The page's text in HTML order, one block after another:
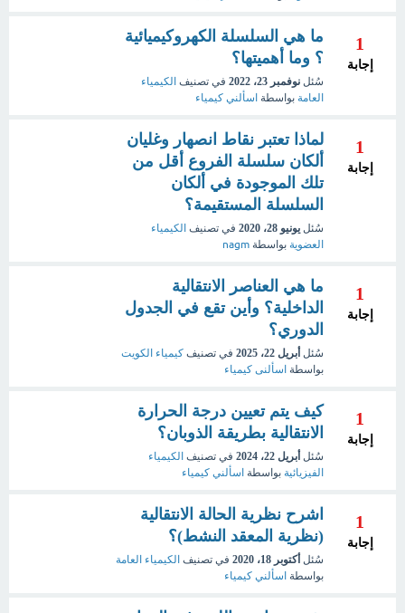
1
إجابة
ما هي السلسلة الكهروكيميائية
؟ وما أهميتها؟
سُئل نوفمبر 23، 2022 في تصنيف الكيمياء
العامة بواسطة اسألني كيمياء
1
إجابة
لماذا تعتبر نقاط انصهار وغليان
ألكان سلسلة الفروع أقل من
تلك الموجودة في ألكان
السلسلة المستقيمة؟
سُئل يونيو 28، 2020 في تصنيف الكيمياء
العضوية بواسطة nagm
1
إجابة
ما هي العناصر الانتقالية
الداخلية؟ وأين تقع في الجدول
الدوري؟
سُئل أبريل 22، 2025 في تصنيف كيمياء الكويت
بواسطة اسألنى كيمياء
1
إجابة
كيف يتم تعيين درجة الحرارة
الانتقالية بطريقة الذوبان؟
سُئل أبريل 22، 2024 في تصنيف الكيمياء
الفيزيائية بواسطة اسألني كيمياء
1
إجابة
اشرح نظرية الحالة الانتقالية
(نظرية المعقد النشط)؟
سُئل أكتوبر 18، 2020 في تصنيف الكيمياء العامة
بواسطة اسألني كيمياء